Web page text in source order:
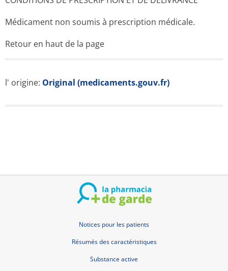
Médicament non soumis à prescription médicale.
Retour en haut de la page
l' origine: Original (medicaments.gouv.fr)
Notices pour les patients
Résumés des caractéristiques
Substance active